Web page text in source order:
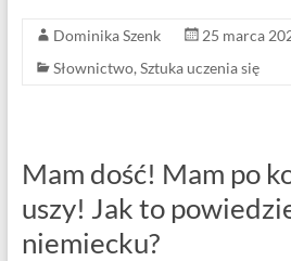
Dominika Szenk
25 marca
Słownictwo, Sztuka uczenia się
Mam dość! Mam po
uszy! Jak to
niemiecku?